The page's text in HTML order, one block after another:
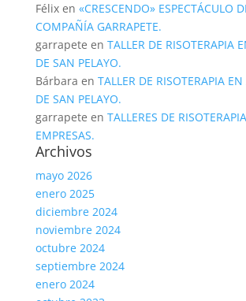
Félixen «CRESCENDO» ESPECTÁCULO
COMPAÑÍA GARRAPETE.
garrapete en TALLER DE RISOTERAPIA
DE SAN PELAYO.
Bárbara en TALLER DE RISOTERAPIA
DE SAN PELAYO.
garrapete en TALLERES DE
EMPRESAS.
Archivos
mayo 2026
enero 2025
diciembre 2024
noviembre 2024
octubre 2024
septiembre 2024
enero 2024